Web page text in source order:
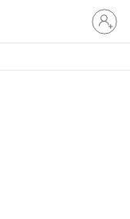
Sign
in
to
account